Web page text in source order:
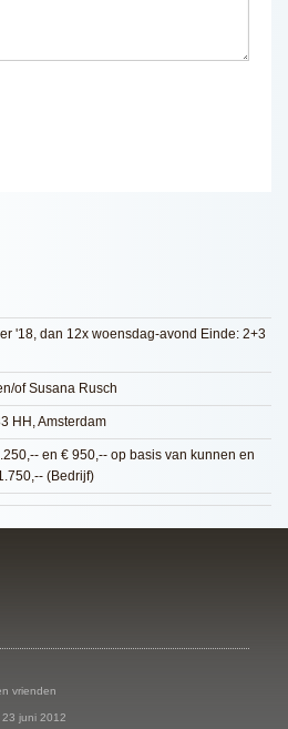
'18, dan 12x woensdag-avond Einde: 2+3
of Susana Rusch
HH, Amsterdam
en € 950,-- op basis van kunnen en
(Bedrijf)
vrienden
23 juni 2012